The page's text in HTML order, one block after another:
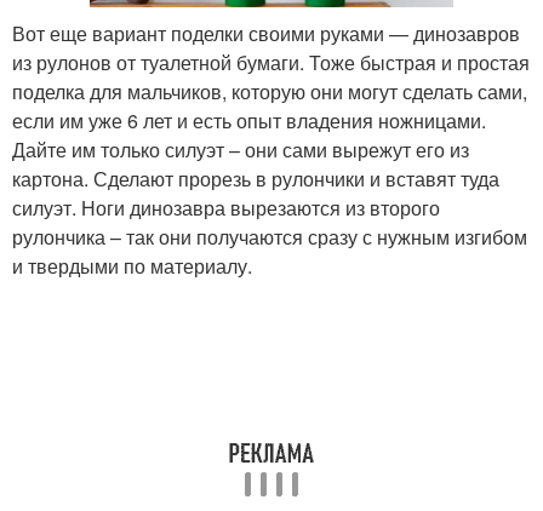
Вот еще вариант поделки своими руками — динозавров
из рулонов от туалетной бумаги. Тоже быстрая и простая
поделка для мальчиков, которую они могут сделать сами,
если им уже 6 лет и есть опыт владения ножницами.
Дайте им только силуэт – они сами вырежут его из
картона. Сделают прорезь в рулончики и вставят туда
силуэт. Ноги динозавра вырезаются из второго
рулончика – так они получаются сразу с нужным изгибом
и твердыми по материалу.